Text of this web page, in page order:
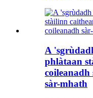
A
phlàtaan
coileanadh
sàr-mhath